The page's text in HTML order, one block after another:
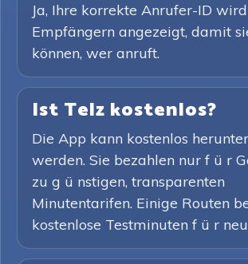
Ja, Ihre korrekte Anrufer-ID
Empfängern angezeigt, damit
können, wer anruft.
Ist Telz kostenlos?
Die App kann kostenlos
werden. Sie bezahlen nur f ü r
zu g ü nstigen, transparenten
Minutentarifen. Einige Routen
kostenlose Testminuten f ü r